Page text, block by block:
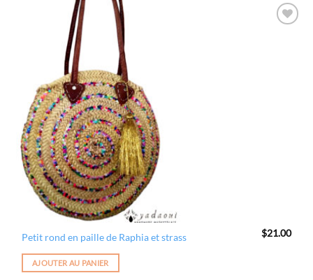
Petit rond en paille de Raphia et strass $21.00
AJOUTER AU PANIER